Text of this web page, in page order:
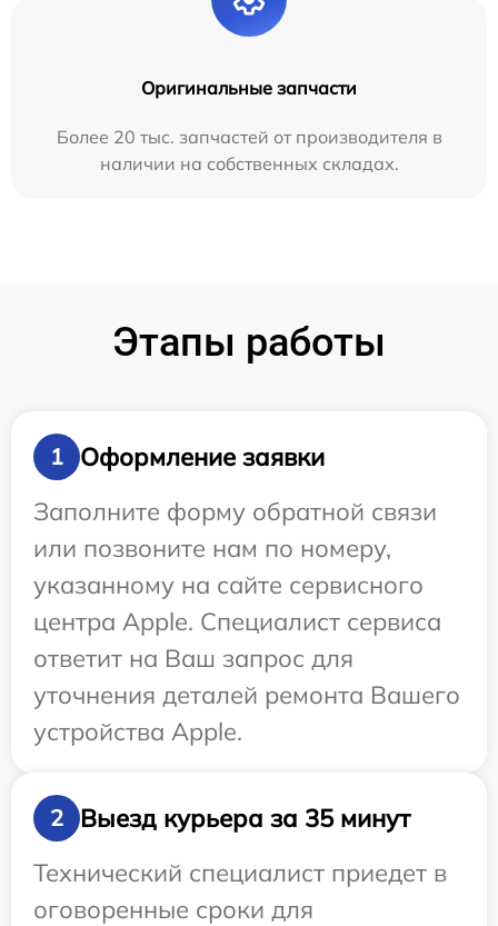
Оригинальные запчасти
Более 20 тыс. запчастей от производителя в
наличии на собственных складах.
Этапы работы
1
Оформление заявки
Заполните форму обратной связи
или позвоните нам по номеру,
указанному на сайте сервисного
центра Apple. Специалист сервиса
ответит на Ваш запрос для
уточнения деталей ремонта Вашего
устройства Apple.
2
Выезд курьера за 35 минут
Технический специалист приедет в
оговоренные сроки для